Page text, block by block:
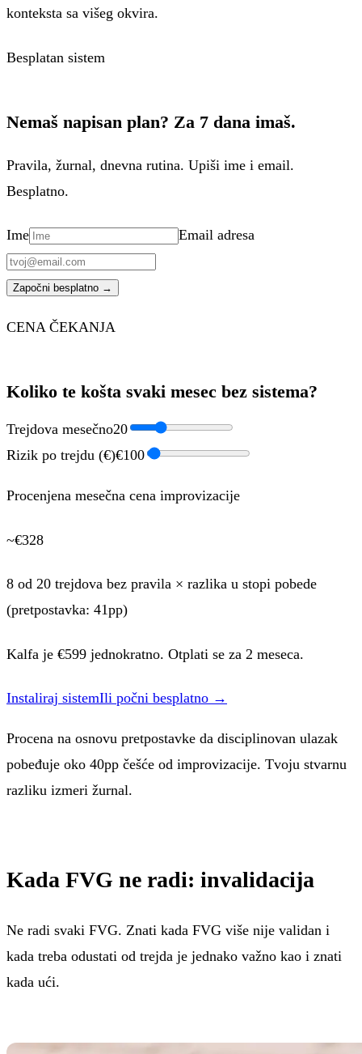
konteksta sa višeg okvira.
Besplatan sistem
Nemaš napisan plan? Za 7 dana imaš.
Pravila, žurnal, dnevna rutina. Upiši ime i email.
Besplatno.
Ime Email adresa
Započni besplatno →
CENA ČEKANJA
Koliko te košta svaki mesec bez sistema?
Trejdova mesečno20
Rizik po trejdu (€)€100
Procenjena mesečna cena improvizacije
~€328
8 od 20 trejdova bez pravila × razlika u stopi pobede
(pretpostavka: 41pp)
Kalfa je €599 jednokratno. Otplati se za 2 meseca.
Instaliraj sistemIli počni besplatno →
Procena na osnovu pretpostavke da disciplinovan ulazak
pobeđuje oko 40pp češće od improvizacije. Tvoju stvarnu
razliku izmeri žurnal.
Kada FVG ne radi: invalidacija
Ne radi svaki FVG. Znati kada FVG više nije validan i
kada treba odustati od trejda je jednako važno kao i znati
kada ući.